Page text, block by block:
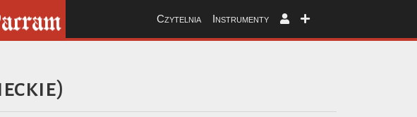
Czytelnia Instrumenty
)